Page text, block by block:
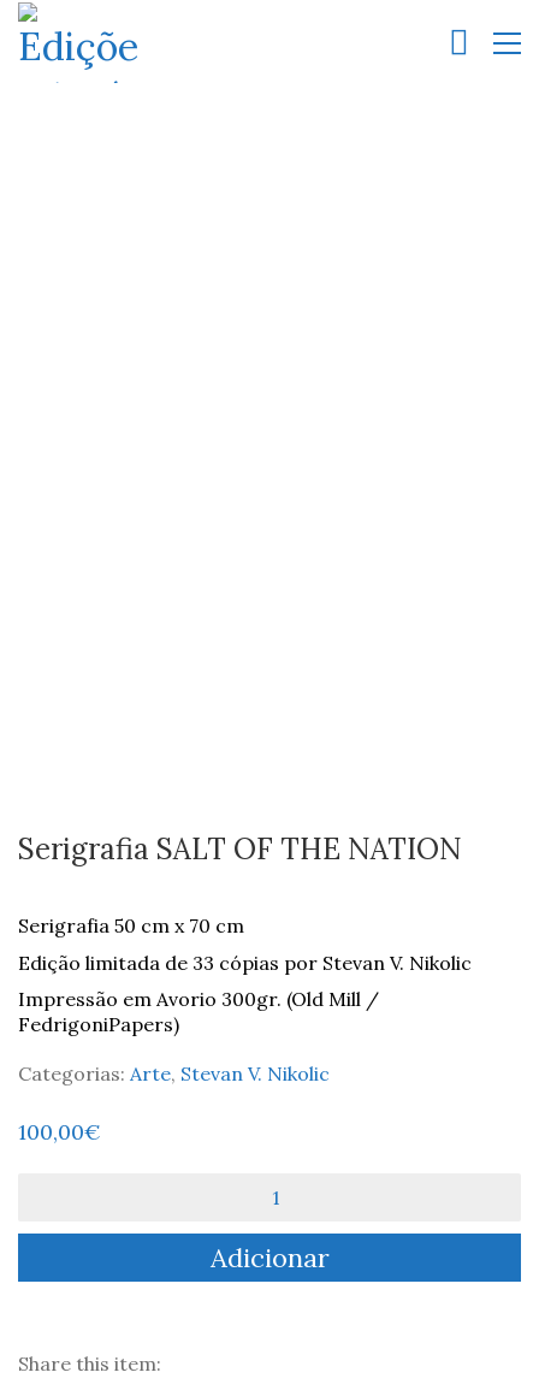
Serigrafia SALT OF THE NATION
Serigrafia 50 cm x 70 cm
Edição limitada de 33 cópias por Stevan V. Nikolic
Impressão em Avorio 300gr. (Old Mill /
FedrigoniPapers)
Categorias: Arte, Stevan V. Nikolic
100,00€
Serigrafia
OF
Adicionar
Share this item: